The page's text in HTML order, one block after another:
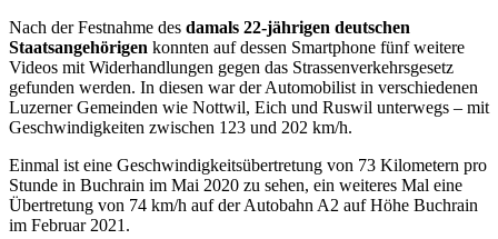
Nach der Festnahme des damals 22-jährigen deutschen
Staatsangehörigen konnten auf dessen Smartphone fünf weitere
Videos mit Widerhandlungen gegen das Strassenverkehrsgesetz
gefunden werden. In diesen war der Automobilist in verschiedenen
Luzerner Gemeinden wie Nottwil, Eich und Ruswil unterwegs – mit
Geschwindigkeiten zwischen 123 und 202 km/h.
Einmal ist eine Geschwindigkeitsübertretung von 73 Kilometern pro
Stunde in Buchrain im Mai 2020 zu sehen, ein weiteres Mal eine
Übertretung von 74 km/h auf der Autobahn A2 auf Höhe Buchrain
im Februar 2021.